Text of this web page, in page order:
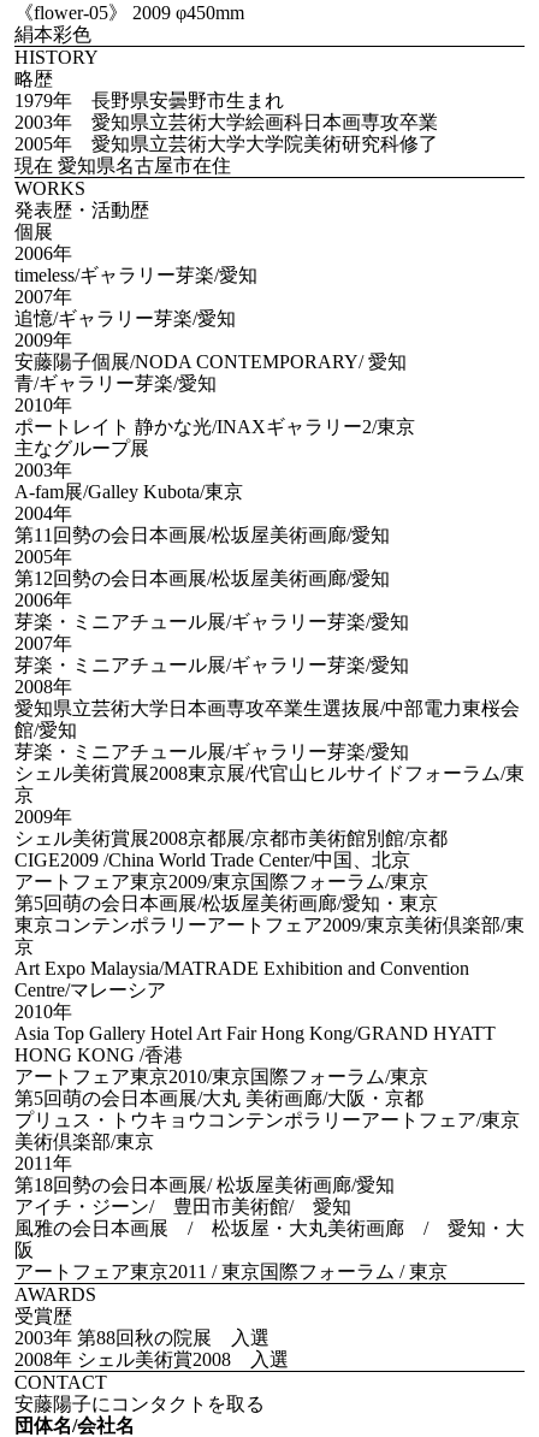
《flower-05》 2009 φ450mm
絹本彩色
HISTORY
略歴
1979年 長野県安曇野市生まれ
2003年 愛知県立芸術大学絵画科日本画専攻卒業
2005年 愛知県立芸術大学大学院美術研究科修了
現在 愛知県名古屋市在住
WORKS
発表歴・活動歴
個展
2006年
timeless/ギャラリー芽楽/愛知
2007年
追憶/ギャラリー芽楽/愛知
2009年
安藤陽子個展/NODA CONTEMPORARY/ 愛知
青/ギャラリー芽楽/愛知
2010年
ポートレイト 静かな光/INAXギャラリー2/東京
主なグループ展
2003年
A-fam展/Galley Kubota/東京
2004年
第11回勢の会日本画展/松坂屋美術画廊/愛知
2005年
第12回勢の会日本画展/松坂屋美術画廊/愛知
2006年
芽楽・ミニアチュール展/ギャラリー芽楽/愛知
2007年
芽楽・ミニアチュール展/ギャラリー芽楽/愛知
2008年
愛知県立芸術大学日本画専攻卒業生選抜展/中部電力東桜会
館/愛知
芽楽・ミニアチュール展/ギャラリー芽楽/愛知
シェル美術賞展2008東京展/代官山ヒルサイドフォーラム/東
京
2009年
シェル美術賞展2008京都展/京都市美術館別館/京都
CIGE2009 /China World Trade Center/中国、北京
アートフェア東京2009/東京国際フォーラム/東京
第5回萌の会日本画展/松坂屋美術画廊/愛知・東京
東京コンテンポラリーアートフェア2009/東京美術倶楽部/東
京
Art Expo Malaysia/MATRADE Exhibition and Convention
Centre/マレーシア
2010年
Asia Top Gallery Hotel Art Fair Hong Kong/GRAND HYATT
HONG KONG /香港
アートフェア東京2010/東京国際フォーラム/東京
第5回萌の会日本画展/大丸 美術画廊/大阪・京都
プリュス・トウキョウコンテンポラリーアートフェア/東京
美術倶楽部/東京
2011年
第18回勢の会日本画展/ 松坂屋美術画廊/愛知
アイチ・ジーン/ 豊田市美術館/ 愛知
風雅の会日本画展 / 松坂屋・大丸美術画廊 / 愛知・大
阪
アートフェア東京2011 / 東京国際フォーラム / 東京
AWARDS
受賞歴
2003年 第88回秋の院展 入選
2008年 シェル美術賞2008 入選
CONTACT
安藤陽子にコンタクトを取る
団体名/会社名